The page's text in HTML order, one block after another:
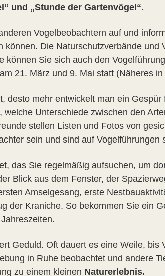
und „Stunde der Gartenvögel“.
Vogelbeobachtern auf und
können. Die Naturschutzverbände und
können Sie sich auch den
21. März und 9. Mai statt (Näheres in
desto mehr entwickelt man ein
welche Unterschiede zwischen den
stellen Listen und Fotos von
sein und sind auf Vogelführungen
das Sie regelmäßig aufsuchen, um
Blick aus dem Fenster, der
Amselgesang, erste
der Kraniche. So bekommen Sie ein
Geduld. Oft dauert es eine Weile, bis
in Ruhe beobachtet und andere
zu einem kleinen Naturerlebnis.